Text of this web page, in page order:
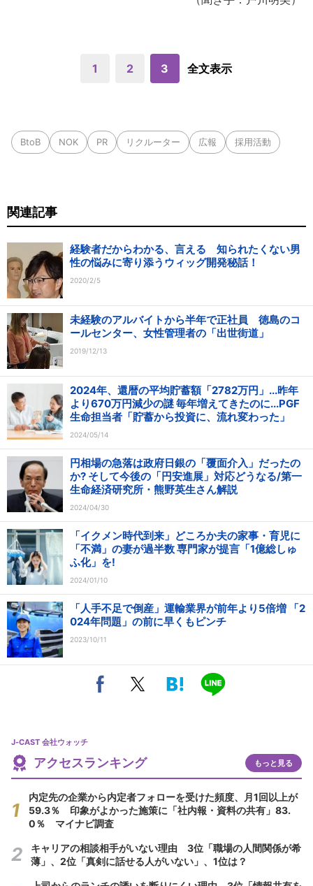
1 2 3 全文表示
BtoB NOK PR リクルーター 広報 採用活動
関連記事
経験者だからわかる、言える 知られたくない男
性の悩みに寄り添うウィッグ開発秘話！
2020/2/5
未経験のアルバイトから半年で正社員 徳島のコ
ールセンター、女性管理者の「出世街道」
2019/12/13
2024年、還暦の平均貯蓄額「2782万円」...昨年
より670万円減少の謎 毎年増えてきたのに...PGF
生命担当者「貯蓄から投資に、流れ変わった」
2024/05/14
円相場の急落は政府日銀の「覆面介入」だったの
か? そして今後の「円安進展」対応どうなる/第一
生命経済研究所・熊野英生さん解説
2024/04/30
「イクメン時代到来」どころか夫の家事・育児に
「不満」の妻が過半数 専門家が提言「1億総しゅ
ふ化」を!
2024/01/10
「人手不足で倒産」運輸業界が前年より5倍増 「2
024年問題」の前に早くもピンチ
2023/10/11
J-CAST 会社ウォッチ
アクセスランキング もっと見る
内定先の企業から内定者フォローを受けた頻度、月1回以上が
59.3％ 印象がよかった施策に「社内報・資料の共有」83.
0％ マイナビ調査
キャリアの相談相手がいない理由 3位「職場の人間関係が希
薄」、2位「真剣に話せる人がいない」、1位は？